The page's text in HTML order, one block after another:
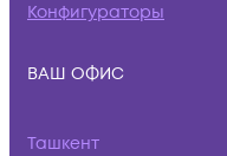
Конфигураторы
ВАШ ОФИС
Ташкент